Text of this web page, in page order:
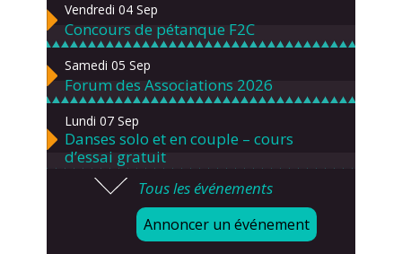
Vendredi 04 Sep
Concours de pétanque F2C
Samedi 05 Sep
Forum des Associations 2026
Lundi 07 Sep
Danses solo et en couple – cours
d’essai gratuit
Mardi 08 Sep
Chorale À travers chants
Tous les événements
Annoncer un événement